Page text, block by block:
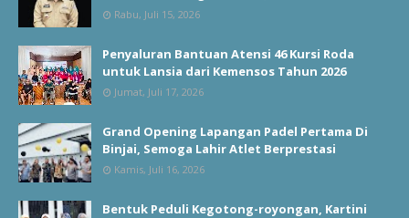
Rabu, Juli 15, 2026
Penyaluran Bantuan Atensi 46 Kursi Roda
untuk Lansia dari Kemensos Tahun 2026
Jumat, Juli 17, 2026
Grand Opening Lapangan Padel Pertama Di
Binjai, Semoga Lahir Atlet Berprestasi
Kamis, Juli 16, 2026
Bentuk Peduli Kegotong-royongan, Kartini